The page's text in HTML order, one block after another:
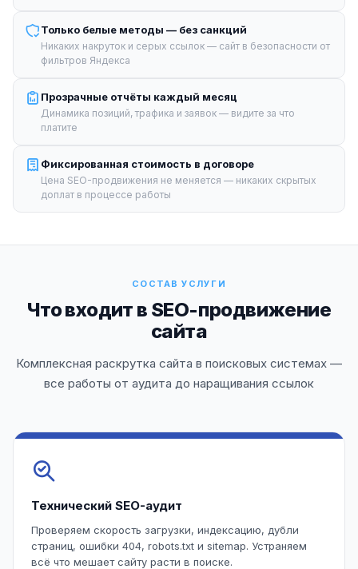
Только белые методы — без санкций
Никаких накруток и серых ссылок — сайт в безопасности от
фильтров Яндекса
Прозрачные отчёты каждый месяц
Динамика позиций, трафика и заявок — видите за что
платите
Фиксированная стоимость в договоре
Цена SEO-продвижения не меняется — никаких скрытых
доплат в процессе работы
СОСТАВ УСЛУГИ
Что входит в SEO-продвижение
сайта
Комплексная раскрутка сайта в поисковых системах —
все работы от аудита до наращивания ссылок
Технический SEO-аудит
Проверяем скорость загрузки, индексацию, дубли
страниц, ошибки 404, robots.txt и sitemap. Устраняем
всё что мешает сайту расти в поиске.